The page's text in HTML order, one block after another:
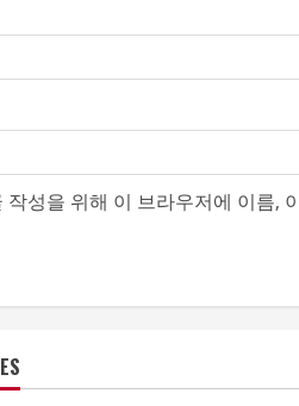
작성을 위해 이 브라우저에 이름,